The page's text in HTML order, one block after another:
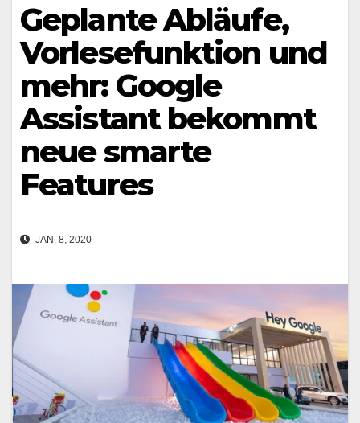
Geplante Abläufe,
Vorlesefunktion und
mehr: Google
Assistant bekommt
neue smarte
Features
JAN. 8, 2020